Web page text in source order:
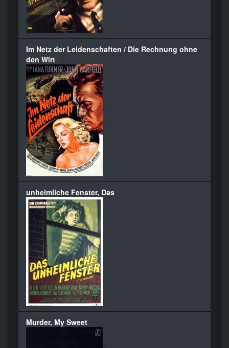
Im Netz der Leidenschaften / Die Rechnung ohne
den Wirt
unheimliche Fenster, Das
Murder, My Sweet